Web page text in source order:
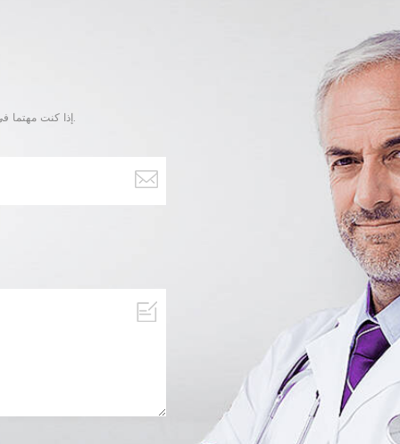
إذا كنت مهتما في منتجاتنا و تريد أن تعرف المزيد من التفاصيل,يرجى ترك رسالة هنا وسوف نقوم بالرد عليك بأسرع ما يمكن.